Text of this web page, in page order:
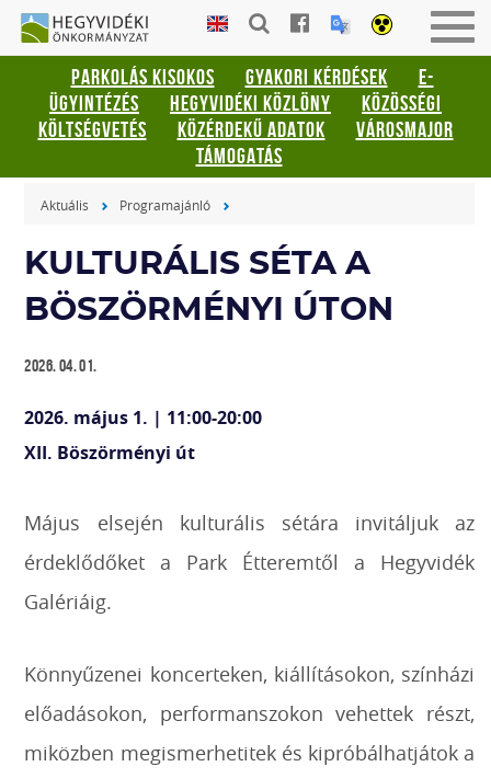
Gyorsbillentyűk
listája
Keresés:
"S"
Bejelentkezés:
be-
HEGYVIDÉKI
ÖNKORMÁNYZAT
PARKOLÁS KISOKOS GYAKORI KÉRDÉSEK
E-
ÜGYINTÉZÉS
HEGYVIDÉKI KÖZLÖNY
KÖZÖSSÉGI
KÖLTSÉGVETÉS
KÖZÉRDEKŰ ADATOK
VÁROSMAJOR
TÁMOGATÁS
Aktuális Programajánló
KULTURÁLIS SÉTA A
BÖSZÖRMÉNYI ÚTON
2026. 04. 01.
2026. május 1. | 11:00-20:00
XII. Böszörményi út
Május elsején kulturális sétára invitáljuk az
érdeklődőket a Park Étteremtől a Hegyvidék
Galériáig.
Könnyűzenei koncerteken, kiállításokon, színházi
előadásokon, performanszokon vehettek részt,
miközben megismerhetitek és kipróbálhatjátok a